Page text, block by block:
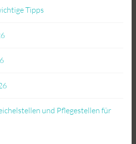
Tipps
und Pflegestellen für